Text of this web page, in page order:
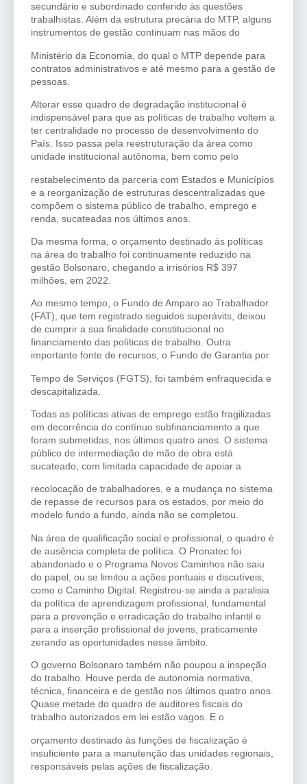
secundário e subordinado conferido às questões
trabalhistas. Além da estrutura precária do MTP, alguns
instrumentos de gestão continuam nas mãos do
Ministério da Economia, do qual o MTP depende para
contratos administrativos e até mesmo para a gestão de
pessoas.
Alterar esse quadro de degradação institucional é
indispensável para que as políticas de trabalho voltem a
ter centralidade no processo de desenvolvimento do
País. Isso passa pela reestruturação da área como
unidade institucional autônoma, bem como pelo
restabelecimento da parceria com Estados e Municípios
e a reorganização de estruturas descentralizadas que
compõem o sistema público de trabalho, emprego e
renda, sucateadas nos últimos anos.
Da mesma forma, o orçamento destinado às políticas
na área do trabalho foi continuamente reduzido na
gestão Bolsonaro, chegando a irrisórios R$ 397
milhões, em 2022.
Ao mesmo tempo, o Fundo de Amparo ao Trabalhador
(FAT), que tem registrado seguidos superávits, deixou
de cumprir a sua finalidade constitucional no
financiamento das políticas de trabalho. Outra
importante fonte de recursos, o Fundo de Garantia por
Tempo de Serviços (FGTS), foi também enfraquecida e
descapitalizada.
Todas as políticas ativas de emprego estão fragilizadas
em decorrência do contínuo subfinanciamento a que
foram submetidas, nos últimos quatro anos. O sistema
público de intermediação de mão de obra está
sucateado, com limitada capacidade de apoiar a
recolocação de trabalhadores, e a mudança no sistema
de repasse de recursos para os estados, por meio do
modelo fundo a fundo, ainda não se completou.
Na área de qualificação social e profissional, o quadro é
de ausência completa de política. O Pronatec foi
abandonado e o Programa Novos Caminhos não saiu
do papel, ou se limitou a ações pontuais e discutíveis,
como o Caminho Digital. Registrou-se ainda a paralisia
da política de aprendizagem profissional, fundamental
para a prevenção e erradicação do trabalho infantil e
para a inserção profissional de jovens, praticamente
zerando as oportunidades nesse âmbito.
O governo Bolsonaro também não poupou a inspeção
do trabalho. Houve perda de autonomia normativa,
técnica, financeira e de gestão nos últimos quatro anos.
Quase metade do quadro de auditores fiscais do
trabalho autorizados em lei estão vagos. E o
orçamento destinado às funções de fiscalização é
insuficiente para a manutenção das unidades regionais,
responsáveis pelas ações de fiscalização.